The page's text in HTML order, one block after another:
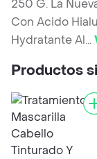
250 G. La
Con Acido
Hydratante Al...
Productos